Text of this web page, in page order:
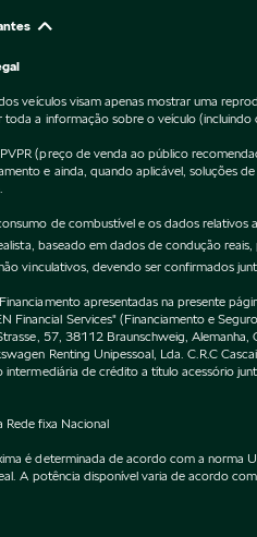
veículos visam apenas mostrar uma
toda a informação sobre o veículo (incluindo
(preço de venda ao público
e ainda, quando aplicável, soluções
de combustível e os dados relativos
baseado em dados de condução
vinculativos, devendo ser confirmados
apresentadas na presente
Financial Services" (Financiamento e
57, 38112 Braunschweig,
Renting Unipessoal, Lda. C.R.C
intermediária de crédito a título acessório
Rede fixa Nacional
é determinada de acordo com a norma
A potência disponível varia de acordo